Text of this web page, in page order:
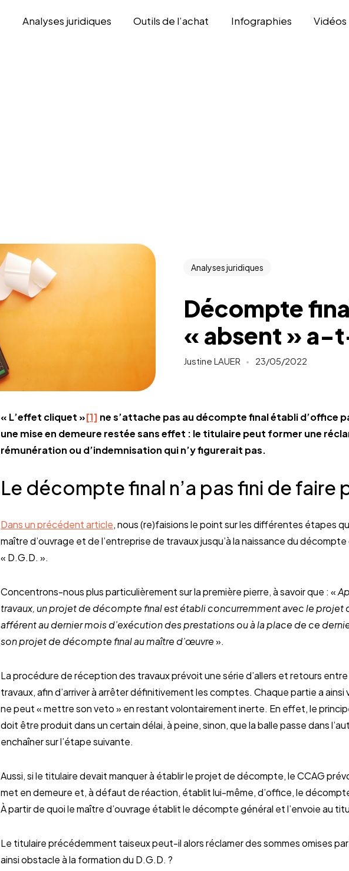
Analyses juridiques Outils de l’achat Infographies Vidéos
Analyses juridiques
Décompte
« absent » a-
Justine LAUER 23/05/2022
« L’effet cliquet »[1] ne s’attache pas au décompte final établi d’office
une mise en demeure restée sans effet : le titulaire peut former une
rémunération ou d’indemnisation qui n’y figurerait pas.
Le décompte final n’a pas fini de faire
Dans un précédent article, nous (re)faisions le point sur les différentes étapes
maître d’ouvrage et de l’entreprise de travaux jusqu’à la naissance du
« D.G.D. ».
Concentrons-nous plus particulièrement sur la première pierre, à savoir que : «
travaux, un projet de décompte final est établi concurremment avec le
afférent au dernier mois d’exécution des prestations ou à la place de ce
son projet de décompte final au maître d’œuvre».
La procédure de réception des travaux prévoit une série d’allers et retours
travaux, afin d’arriver à arrêter définitivement les comptes. Chaque partie a ainsi
ne peut « mettre son veto » en restant volontairement inerte. En effet, le
doit être produit dans un certain délai, à peine, sinon, que la balle passe dans
enchaîner sur l’étape suivante.
Aussi, si le titulaire devait manquer à établir le projet de décompte, le CCAG
met en demeure et, à défaut de réaction, établit lui-même, d’office, le
À partir de quoi le maître d’ouvrage établit le décompte général et l’envoie au
Le titulaire précédemment taiseux peut-il alors réclamer des sommes omises
ainsi obstacle à la formation du D.G.D. ?